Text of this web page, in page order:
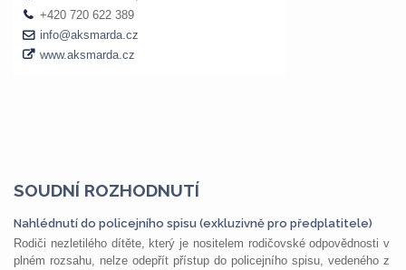
SOUDNÍ ROZHODNUTÍ
Nahlédnutí do policejního spisu (exkluzivně pro předplatitele)
Rodiči nezletilého dítěte, který je nositelem rodičovské odpovědnosti v
plném rozsahu, nelze odepřít přístup do policejního spisu, vedeného z